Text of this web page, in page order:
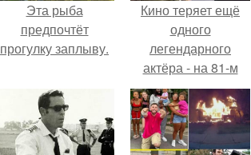
Эта рыба
предпочтёт
прогулку заплыву.
Кино теряет ещё
одного
легендарного
актёра - на 81-м
году жизни не стало
Винсента пасторе.